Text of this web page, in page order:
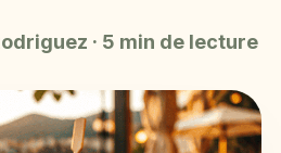
· 5 min de lecture